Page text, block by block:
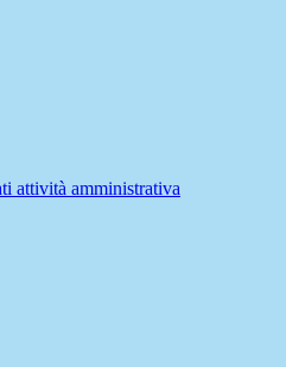
attività amministrativa